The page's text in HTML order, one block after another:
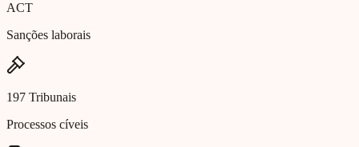
ACT
Sanções laborais
197 Tribunais
Processos cíveis